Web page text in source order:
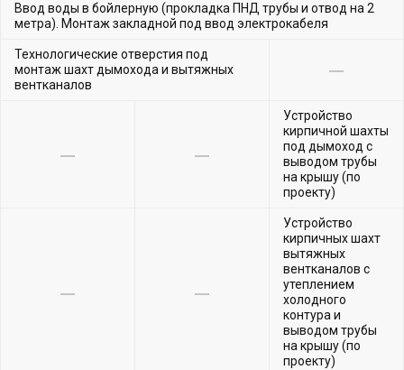
Ввод воды в бойлерную (прокладка ПНД трубы и отвод на 2
метра). Монтаж закладной под ввод электрокабеля
Технологические отверстия под
монтаж шахт дымохода и вытяжных
вентканалов
Устройство
кирпичной шахты
под дымоход с
выводом трубы
на крышу (по
проекту)
Устройство
кирпичных шахт
вытяжных
вентканалов с
утеплением
холодного
контура и
выводом трубы
на крышу (по
проекту)